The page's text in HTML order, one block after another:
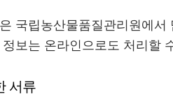
국립농산물품질관리원에
보는 온라인으로도 처리할
서류